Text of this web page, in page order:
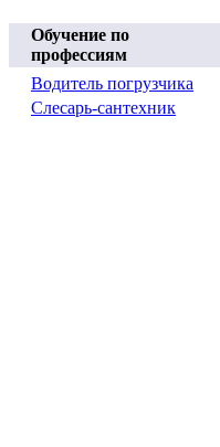
Обучение по
профессиям
Водитель погрузчика
Слесарь-сантехник